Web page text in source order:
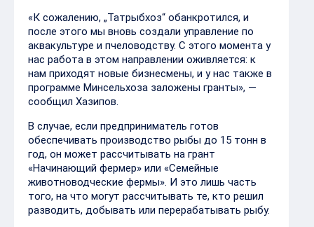
«К сожалению, „Татрыбхоз“ обанкротился, и
после этого мы вновь создали управление по
аквакультуре и пчеловодству. С этого момента у
нас работа в этом направлении оживляется: к
нам приходят новые бизнесмены, и у нас также в
программе Минсельхоза заложены гранты», —
сообщил Хазипов.
В случае, если предприниматель готов
обеспечивать производство рыбы до 15 тонн в
год, он может рассчитывать на грант
«Начинающий фермер» или «Семейные
животноводческие фермы». И это лишь часть
того, на что могут рассчитывать те, кто решил
разводить, добывать или перерабатывать рыбу.